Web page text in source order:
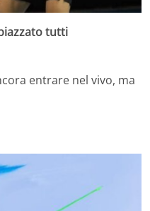
tutti
entrare nel vivo, ma